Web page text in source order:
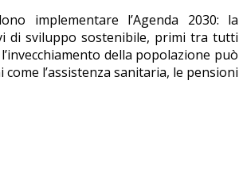
implementare l’Agenda 2030: la
di sviluppo sostenibile, primi tra tutti
della popolazione può
l’assistenza sanitaria, le pensioni